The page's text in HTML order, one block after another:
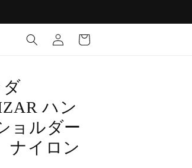
イ
カ
ー
ダ
ハン
ョルダー
イロン